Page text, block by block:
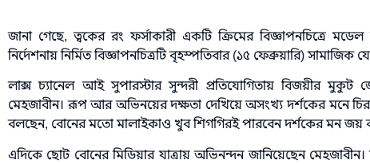
জানা গেছে, ত্বকের রং ফর্সাকারী একটি ক্রিমের বিজ্ঞাপনচিত্রে
নির্দেশনায় নির্মিত বিজ্ঞাপনচিত্রটি বৃহস্পতিবার (১৫ ফেব্রুয়ারি)
লাক্স চ্যানেল আই সুপারস্টার সুন্দরী প্রতিযোগিতায় বিজয়ীর
মেহজাবীন। রূপ আর অভিনয়ের দক্ষতা দেখিয়ে অসংখ্য দর্শকের মনে
বলছেন, বোনের মতো মালাইকাও খুব শিগগিরই পারবেন দর্শকের মন জয়
এদিকে ছোট বোনের মিডিয়ার যাত্রায় অভিনন্দন জানিয়েছেন